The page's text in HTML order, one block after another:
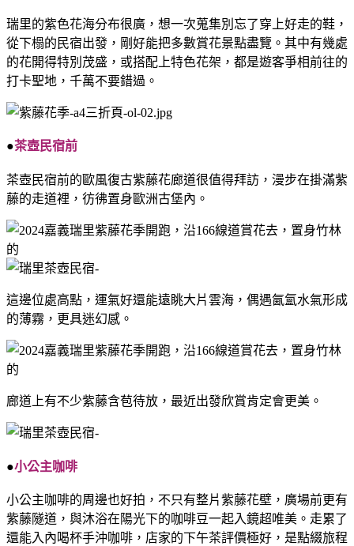
瑞里的紫色花海分布很廣，想一次蒐集別忘了穿上好走的鞋，
從下榻的民宿出發，剛好能把多數賞花景點盡覽。其中有幾處
的花開得特別茂盛，或搭配上特色花架，都是遊客爭相前往的
打卡聖地，千萬不要錯過。
●茶壺民宿前
茶壺民宿前的歐風復古紫藤花廊道很值得拜訪，漫步在掛滿紫
藤的走道裡，彷彿置身歐洲古堡內。
這邊位處高點，運氣好還能遠眺大片雲海，偶遇氤氳水氣形成
的薄霧，更具迷幻感。
廊道上有不少紫藤含苞待放，最近出發欣賞肯定會更美。
●小公主咖啡
小公主咖啡的周邊也好拍，不只有整片紫藤花壁，廣場前更有
紫藤隧道，與沐浴在陽光下的咖啡豆一起入鏡超唯美。走累了
還能入內喝杯手沖咖啡，店家的下午茶評價極好，是點綴旅程